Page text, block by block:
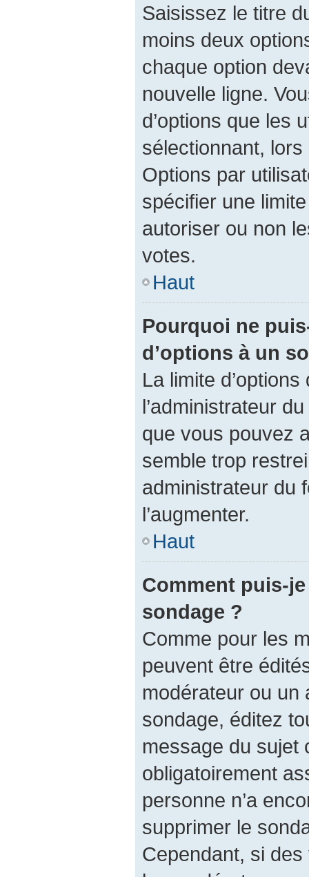
Saisissez le titre
moins deux
chaque option
nouvelle ligne.
d’options que les
sélectionnant,
Options par
spécifier une
autoriser ou non
votes.
Haut
Pourquoi ne
d’options à un
La limite
l’administrateur
que vous pouvez
semble trop
administrateur du
l’augmenter.
Haut
Comment puis-
sondage ?
Comme pour les
peuvent être
modérateur ou un
sondage, éditez
message du sujet
obligatoirement
personne n’a
supprimer le
Cependant, si